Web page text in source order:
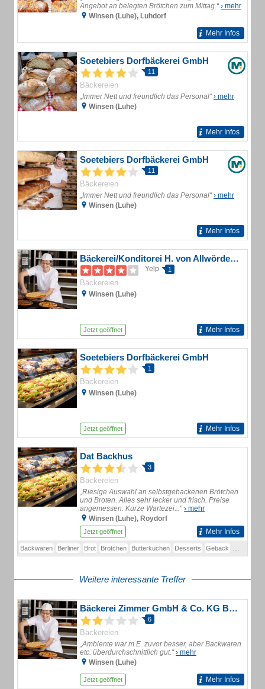
Angebot an belegten Brötchen zum Mittag.“› mehr
Winsen (Luhe), Luhdorf
Mehr Infos
Soetebiers Dorfbäckerei GmbH
11
Bäckereien
„Immer Nett und freundlich das Personal“› mehr
Winsen (Luhe)
Mehr Infos
Soetebiers Dorfbäckerei GmbH
11
Bäckereien
„Immer Nett und freundlich das Personal“› mehr
Winsen (Luhe)
Mehr Infos
Bäckerei/Konditorei H. von Allwörden GmbH
Yelp 1
Bäckereien
Winsen (Luhe)
Jetzt geöffnet Mehr Infos
Soetebiers Dorfbäckerei GmbH
1
Bäckereien
Winsen (Luhe)
Jetzt geöffnet Mehr Infos
Dat Backhus
3
Bäckereien
„Riesige Auswahl an selbstgebackenen Brötchen
und Broten. Alles sehr lecker und frisch. Preise
angemessen. Kurze Wartezei...“› mehr
Winsen (Luhe), Roydorf
Jetzt geöffnet Mehr Infos
Backwaren Berliner Brot Brötchen Butterkuchen Desserts Gebäck
Weitere interessante Treffer
Bäckerei Zimmer GmbH & Co. KG Bäckerei & Konditorei
6
Bäckereien
„Ambiente war m.E. zuvor besser, aber Backwaren
etc. überdurchschnittlich gut.“› mehr
Winsen (Luhe)
Jetzt geöffnet Mehr Infos